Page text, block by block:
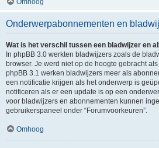
Omhoog
Onderwerpabonnementen en
Wat is het verschil tussen een bladwijzer en
In phpBB 3.0 werkten bladwijzers zoals de
browser. Je werd niet op de hoogte gebracht
phpBB 3.1 werken bladwijzers meer als
een notificatie krijgen als het onderwerp is
notificeren als er een update is op een
voor bladwijzers en abonnementen kunnen
gebruikerspaneel onder “Forumvoorkeuren”.
Omhoog